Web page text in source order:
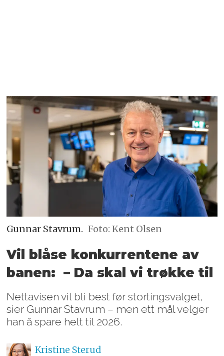
Gunnar Stavrum. Foto: Kent Olsen
Vil blåse konkurrentene av
banen: – Da skal vi trøkke til
Nettavisen vil bli best før stortingsvalget,
sier Gunnar Stavrum – men ett mål velger
han å spare helt til 2026.
Kristine Sterud